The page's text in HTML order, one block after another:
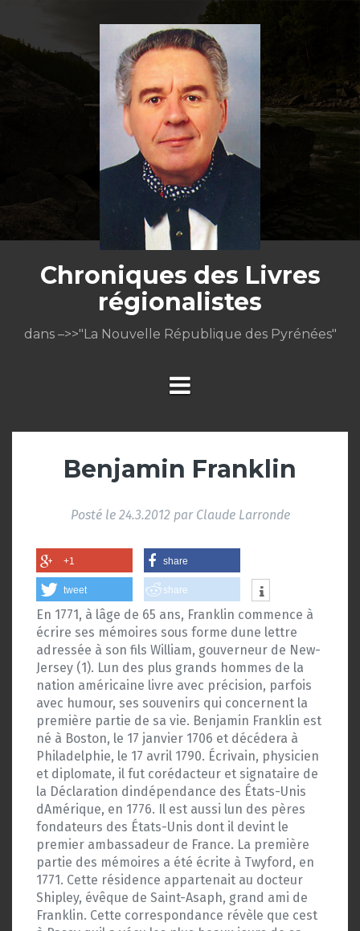
contenu
Chroniques des Livres
régionalistes
dans –>>"La Nouvelle République des Pyrénées"
Benjamin Franklin
Posté le 24.3.2012par Claude Larronde
+1 share
tweet share
En 1771, à lâge de 65 ans, Franklin commence à
écrire ses mémoires sous forme dune lettre
adressée à son fils William, gouverneur de New-
Jersey (1). Lun des plus grands hommes de la
nation américaine livre avec précision, parfois
avec humour, ses souvenirs qui concernent la
première partie de sa vie. Benjamin Franklin est
né à Boston, le 17 janvier 1706 et décédera à
Philadelphie, le 17 avril 1790. Écrivain, physicien
et diplomate, il fut corédacteur et signataire de
la Déclaration dindépendance des États-Unis
dAmérique, en 1776. Il est aussi lun des pères
fondateurs des États-Unis dont il devint le
premier ambassadeur de France. La première
partie des mémoires a été écrite à Twyford, en
1771. Cette résidence appartenait au docteur
Shipley, évêque de Saint-Asaph, grand ami de
Franklin. Cette correspondance révèle que cest